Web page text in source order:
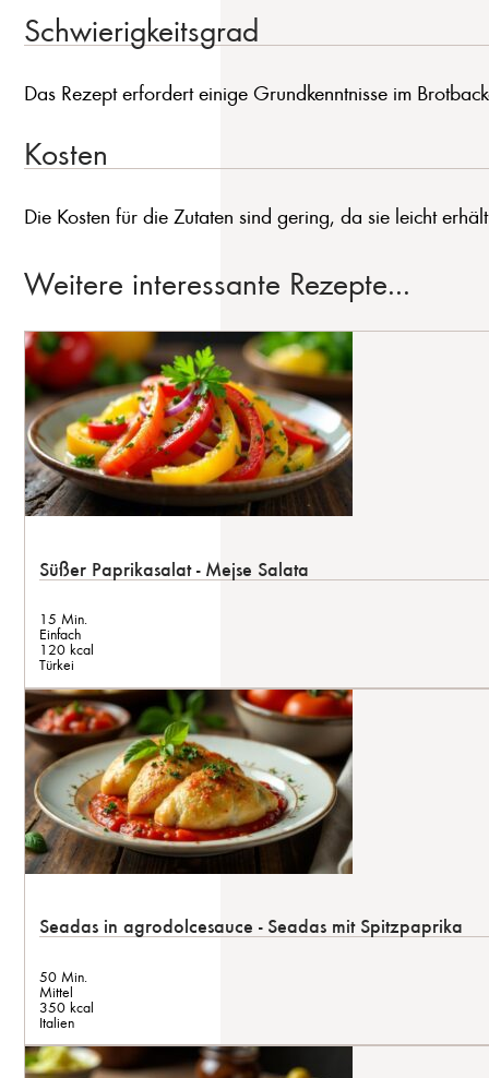
Schwierigkeitsgrad
Das Rezept erfordert einige Grundkenntnisse im
Kosten
Die Kosten für die Zutaten sind gering, da sie leicht
Weitere interessante Rezepte...
Süßer Paprikasalat - Mejse Salata
15 Min.
Einfach
120 kcal
Türkei
Seadas in agrodolcesauce - Seadas mit Spitzpaprika
50 Min.
Mittel
350 kcal
Italien